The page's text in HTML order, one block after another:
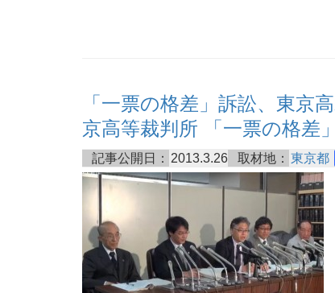
「一票の格差」訴訟、東京
京高等裁判所 「一票の格差
記事公開日： 2013.3.26 取材地： 東京都